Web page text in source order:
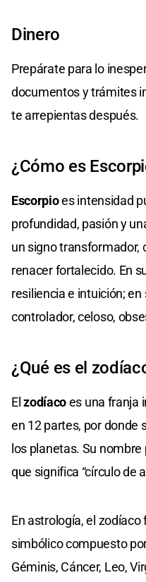
Dinero
Prepárate para lo
documentos y trámites
te arrepientas después.
¿Cómo es
Escorpioes intensidad
profundidad, pasión y
un signo transformador,
renacer fortalecido. En
resiliencia e intuición;
controlador, celoso,
¿Qué es el
Elzodíacoes una franja
en 12 partes, por donde
los planetas. Su
que significa “círculo de
En astrología, el
simbólico compuesto
Géminis, Cáncer, Leo,